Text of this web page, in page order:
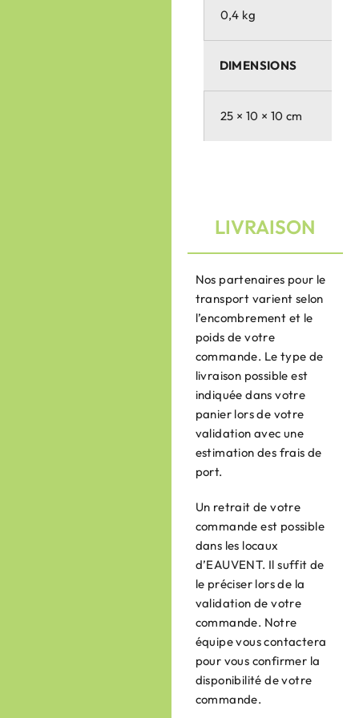
0,4 kg
DIMENSIONS
25 × 10 × 10 cm
LIVRAISON
Nos partenaires pour le
transport varient selon
l’encombrement et le
poids de votre
commande. Le type de
livraison possible est
indiquée dans votre
panier lors de votre
validation avec une
estimation des frais de
port.
Un retrait de votre
commande est possible
dans les locaux
d’EAUVENT. Il suffit de
le préciser lors de la
validation de votre
commande. Notre
équipe vous contactera
pour vous confirmer la
disponibilité de votre
commande.